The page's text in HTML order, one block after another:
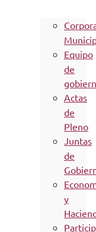
Equipo
de
Actas
de
Pleno
Juntas
de
y